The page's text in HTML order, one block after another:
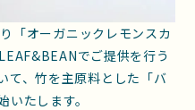
「オーガニックレモンスカ
でご提供を行う
て、竹を主原料とした「バ
たします。